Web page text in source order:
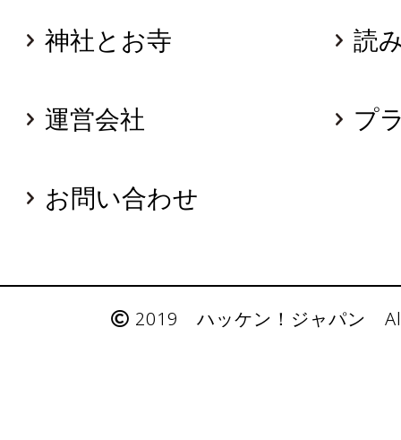
神社とお寺 読
運営会社 プ
お問い合わせ
2019 ハッケン！ジャパン